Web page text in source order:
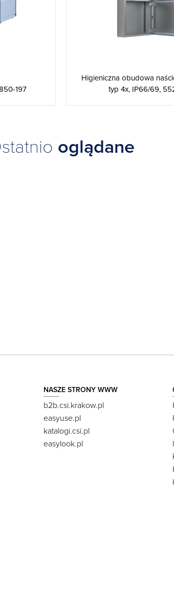
197
Higieniczna obudowa
typ 4x, IP66/69,
oglądane
NASZE STRONY WWW
b2b.csi.krakow.pl
easyuse.pl
katalogi.csi.pl
easylook.pl